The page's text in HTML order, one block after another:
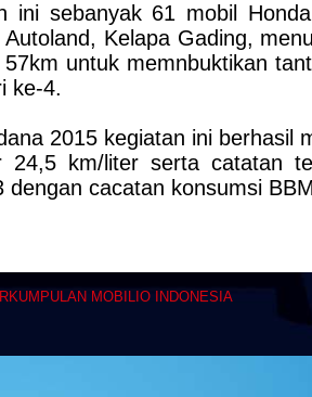
ini sebanyak 61 mobil
Autoland, Kelapa Gading,
untuk memnbuktikan
ke-4.
2015 kegiatan ini berhasil
24,5 km/liter serta catatan
dengan cacatan konsumsi
MOBILIO INDONESIA